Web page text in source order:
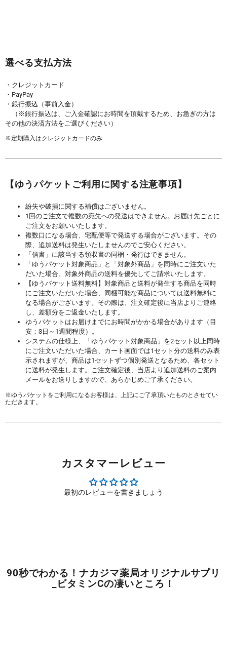
選べる支払方法
・クレジットカード
・PayPay
・銀行振込（事前入金）
（※銀行振込は、ご入金確認にお時間を頂戴するため、お急ぎの方は
その他の決済方法をご選びください）
※定期購入はクレジットカードのみ
【ゆうパケットご利用に関する注意事項】
紛失や破損に関する補償はございません。
1回のご注文で複数の宛先への発送はできません。お届け先ごとに
ご注文をお願いいたします。
複数口になる場合、宅配便等で発送する場合がございます。その
際、追加送料は発生いたしませんのでご安心ください。
「信書」に該当する領収書の同梱・発行はできません。
「ゆうパケット対象商品」と「対象外商品」を同時にご注文いた
だいた場合、対象外商品の送料を優先してご請求いたします。
【ゆうパケット送料無料】対象商品と送料が発生する商品を同時
にご注文いただいた場合、同梱可能な商品については送料無料に
なる場合がございます。その際は、注文確定後に当店よりご連絡
し、差額分をご返金いたします。
ゆうパケットはお届けまでにお時間がかかる場合があります（目
安：3日～1週間程度）。
システムの仕様上、「ゆうパケット対象商品」を2セット以上同時
にご注文いただいた場合、カート画面では1セット分の送料のみ表
示されますが、商品は1セットずつ個別発送となるため、各セット
に送料が発生します。ご注文確定後、当店より追加送料のご案内
メールをお送りしますので、あらかじめご了承ください。
※ゆうパケットをご利用になるお客様は、上記にご了承頂いたものとさせてい
ただきます。
カスタマーレビュー
最初のレビューを書きましょう
90秒でわかる！ナカジマ薬局オリジナルサプリ
_ビタミンCの凄いところ！